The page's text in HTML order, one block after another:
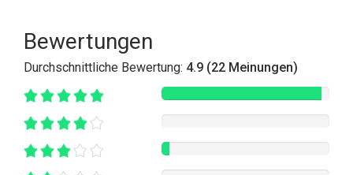
Bewertungen
Durchschnittliche Bewertung: 4.9 (22 Meinungen)